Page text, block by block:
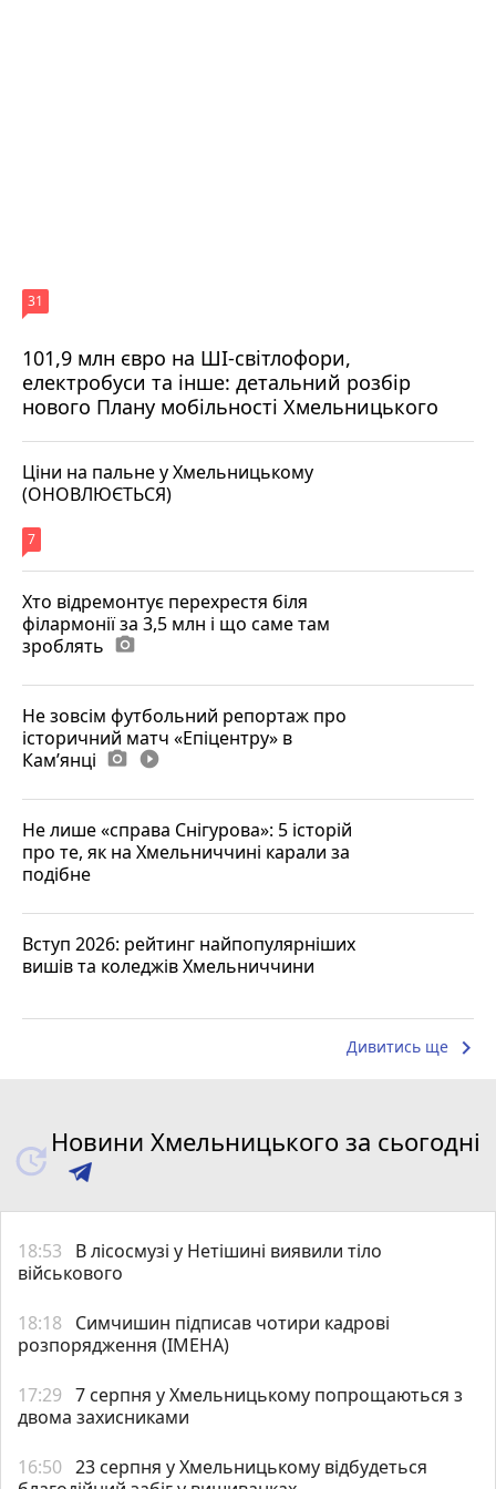
101,9 млн євро на ШІ-світлофори,
електробуси та інше: детальний розбір
нового Плану мобільності Хмельницького
31
Ціни на пальне у Хмельницькому
(ОНОВЛЮЄТЬСЯ)
7
Хто відремонтує перехрестя біля
філармонії за 3,5 млн і що саме там
зроблять photo_camera
Не зовсім футбольний репортаж про
історичний матч «Епіцентру» в
Камʼянці photo_camera play_circle_filled
Не лише «справа Снігурова»: 5 історій
про те, як на Хмельниччині карали за
подібне
Вступ 2026: рейтинг найпопулярніших
вишів та коледжів Хмельниччини
Дивитись ще keyboard_arrow_right
Новини Хмельницького за сьогодні
18:53
В лісосмузі у Нетішині виявили тіло
військового
18:18
Симчишин підписав чотири кадрові
розпорядження (ІМЕНА)
17:29 7 серпня у Хмельницькому попрощаються з
двома захисниками
16:50 23 серпня у Хмельницькому відбудеться